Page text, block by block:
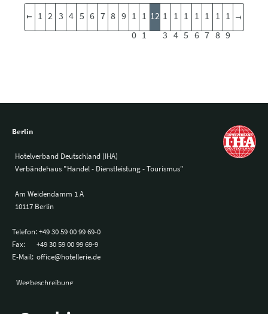
1 2 3 4 5 6 7 8 9 1
0
1
1
12 1
3
1
4
1
5
1
6
1
7
1
8
1
9
Berlin
Hotelverband Deutschland (IHA)
Verbändehaus "Handel - Dienstleistung - Tourismus"
Am Weidendamm 1 A
10117 Berlin
Telefon:+49 30 59 00 99 69-0
Fax:
+49 30 59 00 99 69-9
E-Mail: office@hotellerie.de
Wegbeschreibung